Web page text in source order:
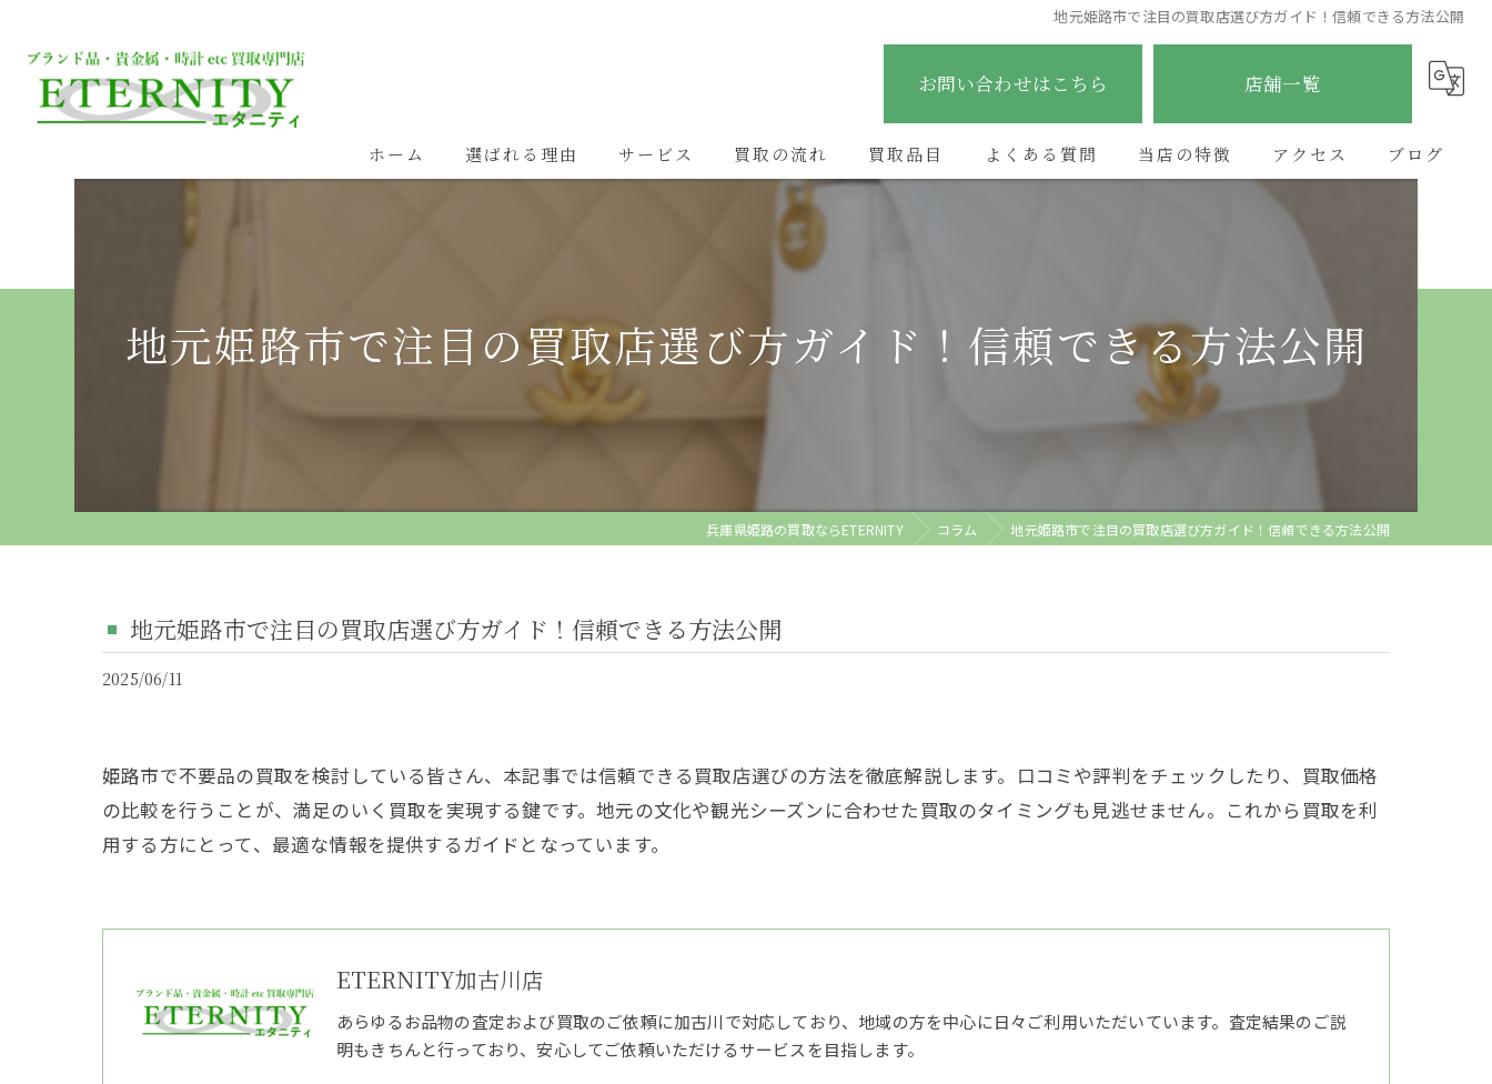
地元姫路市で注目の買取店選び方ガイド！信頼できる方法公開
お問い合わせはこちら 店舗一覧
ホーム 選ばれる理由 サービス 買取の流れ 買取品目 よくある質問 当店の特徴
時計
金
アクセス
ETERNITY太子店
ETERNITY野里店
ETERNITY加古川店
ブログ
地元姫路市で注目の買取店選び方ガイド！信頼できる方法公開
兵庫県姫路の買取ならETERNITY コラム 地元姫路市で注目の買取店選び方ガイド！信頼できる方法公開
地元姫路市で注目の買取店選び方ガイド！信頼できる方法公開
2025/06/11
姫路市で不要品の買取を検討している皆さん、本記事では信頼できる買取店選びの方法を徹底解説します。口コミや評判をチェックしたり、買取価格
の比較を行うことが、満足のいく買取を実現する鍵です。地元の文化や観光シーズンに合わせた買取のタイミングも見逃せません。これから買取を利
用する方にとって、最適な情報を提供するガイドとなっています。
ETERNITY加古川店
あらゆるお品物の査定および買取のご依頼に加古川で対応しており、地域の方を中心に日々ご利用いただいています。査定結果のご説
明もきちんと行っており、安心してご依頼いただけるサービスを目指します。